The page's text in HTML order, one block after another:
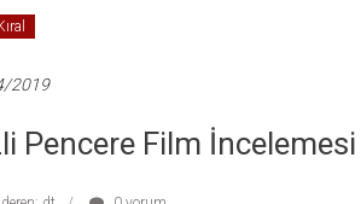
2019
Pencere Film İncelemesi